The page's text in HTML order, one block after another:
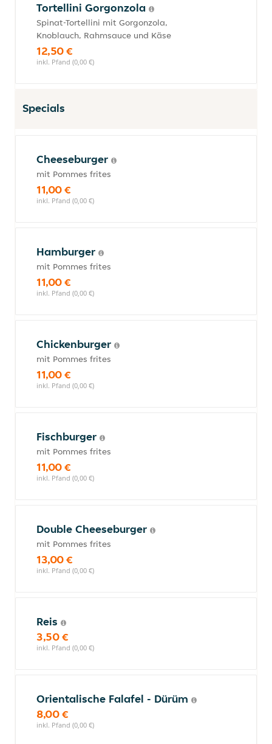
Tortellini Gorgonzola
Spinat-Tortellini mit Gorgonzola,
Knoblauch, Rahmsauce und Käse
12,50 €
inkl. Pfand (0,00 €)
Specials
Cheeseburger
mit Pommes frites
11,00 €
inkl. Pfand (0,00 €)
Hamburger
mit Pommes frites
11,00 €
inkl. Pfand (0,00 €)
Chickenburger
mit Pommes frites
11,00 €
inkl. Pfand (0,00 €)
Fischburger
mit Pommes frites
11,00 €
inkl. Pfand (0,00 €)
Double Cheeseburger
mit Pommes frites
13,00 €
inkl. Pfand (0,00 €)
Reis
3,50 €
inkl. Pfand (0,00 €)
Orientalische Falafel - Dürüm
8,00 €
inkl. Pfand (0,00 €)